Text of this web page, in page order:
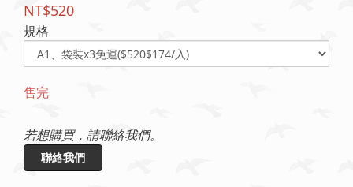
NT$520
規格
售完
若想購買，請聯絡我們。
聯絡我們